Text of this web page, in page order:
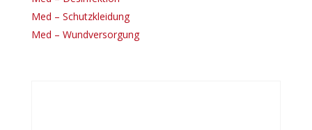
Med – Schutzkleidung
Med – Wundversorgung